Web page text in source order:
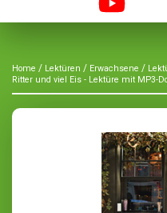
Home / Lektüren / Erwachsene /
Ritter und viel Eis - Lektüre mit MP3-